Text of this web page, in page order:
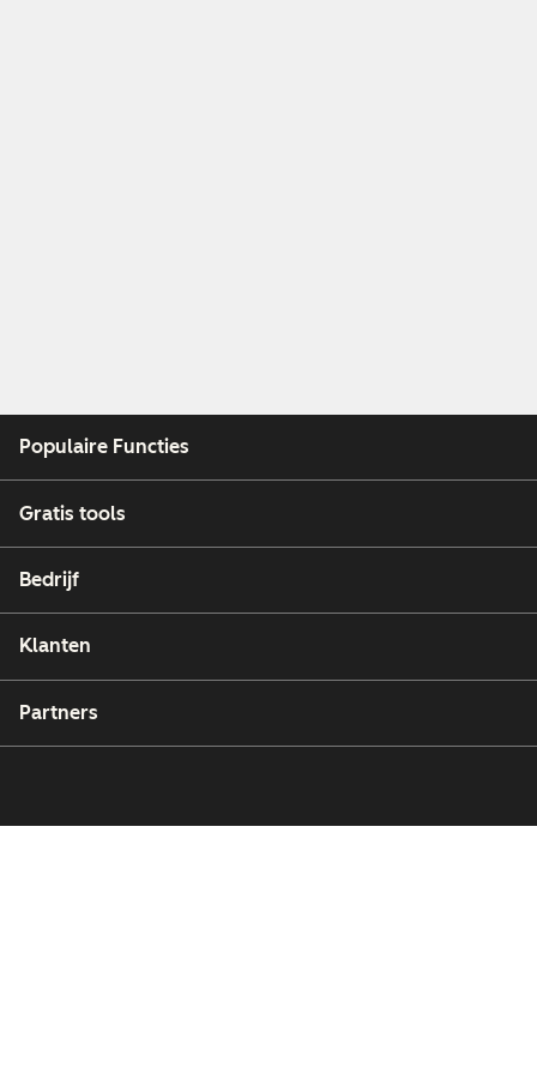
Populaire Functies
Gratis tools
Bedrijf
Klanten
Partners